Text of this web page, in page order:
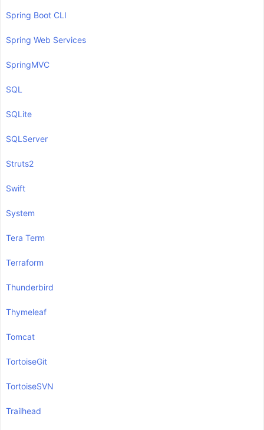
Spring Boot CLI
Spring Web Services
SpringMVC
SQL
SQLite
SQLServer
Struts2
Swift
System
Tera Term
Terraform
Thunderbird
Thymeleaf
Tomcat
TortoiseGit
TortoiseSVN
Trailhead